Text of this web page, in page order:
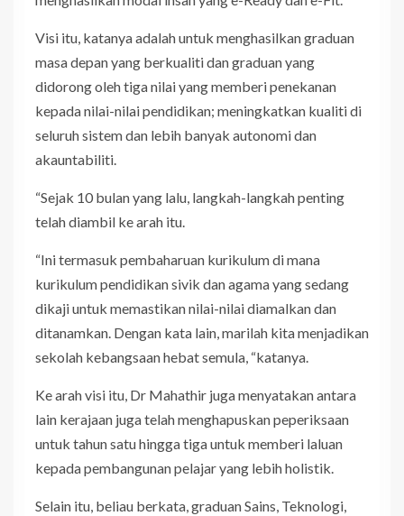
Visi itu, katanya adalah untuk menghasilkan graduan
masa depan yang berkualiti dan graduan yang
didorong oleh tiga nilai yang memberi penekanan
kepada nilai-nilai pendidikan; meningkatkan kualiti di
seluruh sistem dan lebih banyak autonomi dan
akauntabiliti.
“Sejak 10 bulan yang lalu, langkah-langkah penting
telah diambil ke arah itu.
“Ini termasuk pembaharuan kurikulum di mana
kurikulum pendidikan sivik dan agama yang sedang
dikaji untuk memastikan nilai-nilai diamalkan dan
ditanamkan. Dengan kata lain, marilah kita menjadikan
sekolah kebangsaan hebat semula, “katanya.
Ke arah visi itu, Dr Mahathir juga menyatakan antara
lain kerajaan juga telah menghapuskan peperiksaan
untuk tahun satu hingga tiga untuk memberi laluan
kepada pembangunan pelajar yang lebih holistik.
Selain itu, beliau berkata, graduan Sains, Teknologi,